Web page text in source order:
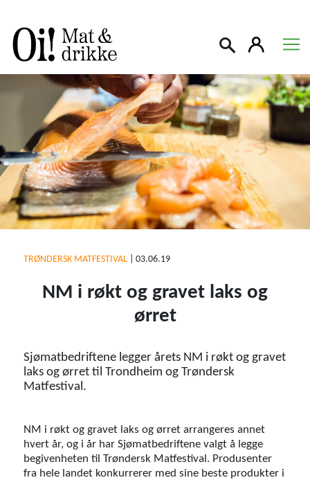
Søk
TRØNDERSK MATFESTIVAL |03.06.19
NM i røkt og gravet laks og
ørret
Sjømatbedriftene legger årets NM i røkt og gravet
laks og ørret til Trondheim og Trøndersk
Matfestival.
NM i røkt og gravet laks og ørret arrangeres annet
hvert år, og i år har Sjømatbedriftene valgt å legge
begivenheten til Trøndersk Matfestival. Produsenter
fra hele landet konkurrerer med sine beste produkter i